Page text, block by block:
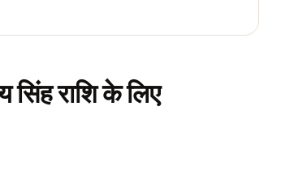
सिंह राशि के लिए